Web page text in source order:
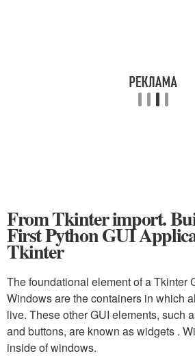
From Tkinter import.
First Python GUI
Tkinter
The foundational element of a Tkinter
Windows are the containers in which
live. These other GUI elements, such
and buttons, are known as widgets .
inside of windows.